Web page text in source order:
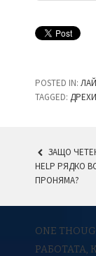
POSTED IN:
TAGGED: ДРЕХИ
POST
ЗАЩО
HELP РЯДКО
ПРОНЯМА?
ONE
РАБОТАТА,